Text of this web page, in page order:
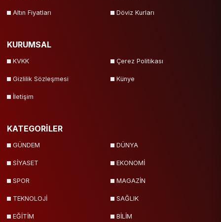
Altın Fiyatları Döviz Kurları
KURUMSAL
KVKK Çerez Politikası
Gizlilik Sözleşmesi Künye
İletişim
KATEGORİLER
GÜNDEM DÜNYA
SİYASET EKONOMİ
SPOR MAGAZİN
TEKNOLOJİ SAĞLIK
EĞİTİM BİLİM